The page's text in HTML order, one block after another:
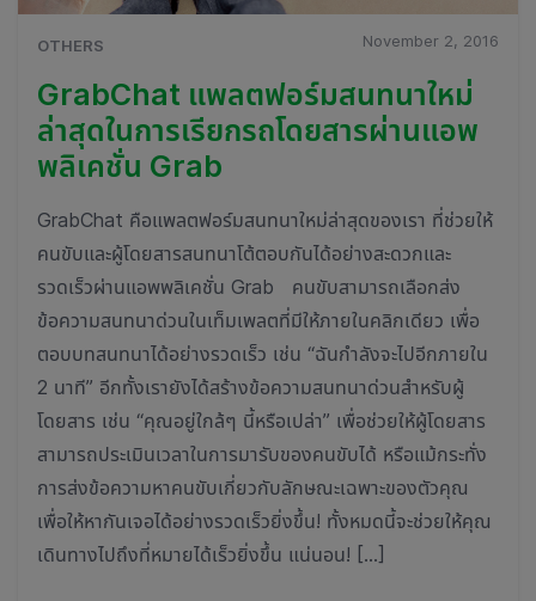
OTHERS November 2, 2016
GrabChat แพลตฟอร์มสนทนาใหม่
ล่าสุดในการเรียกรถโดยสารผ่านแอพ
พลิเคชั่น Grab
GrabChat คือแพลตฟอร์มสนทนาใหม่ล่าสุดของเรา ที่ช่วยให้
คนขับและผู้โดยสารสนทนาโต้ตอบกันได้อย่างสะดวกและ
รวดเร็วผ่านแอพพลิเคชั่น Grab คนขับสามารถเลือกส่ง
ข้อความสนทนาด่วนในเท็มเพลตที่มีให้ภายในคลิกเดียว เพื่อ
ตอบบทสนทนาได้อย่างรวดเร็ว เช่น “ฉันกำลังจะไปอีกภายใน
2 นาที” อีกทั้งเรายังได้สร้างข้อความสนทนาด่วนสำหรับผู้
โดยสาร เช่น “คุณอยู่ใกล้ๆ นี้หรือเปล่า” เพื่อช่วยให้ผู้โดยสาร
สามารถประเมินเวลาในการมารับของคนขับได้ หรือแม้กระทั่ง
การส่งข้อความหาคนขับเกี่ยวกับลักษณะเฉพาะของตัวคุณ
เพื่อให้หากันเจอได้อย่างรวดเร็วยิ่งขึ้น! ทั้งหมดนี้จะช่วยให้คุณ
เดินทางไปถึงที่หมายได้เร็วยิ่งขึ้น แน่นอน! […]